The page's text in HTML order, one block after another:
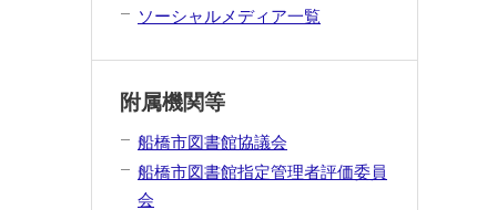
ソーシャルメディア一覧
附属機関等
船橋市図書館協議会
船橋市図書館指定管理者評価委員
会